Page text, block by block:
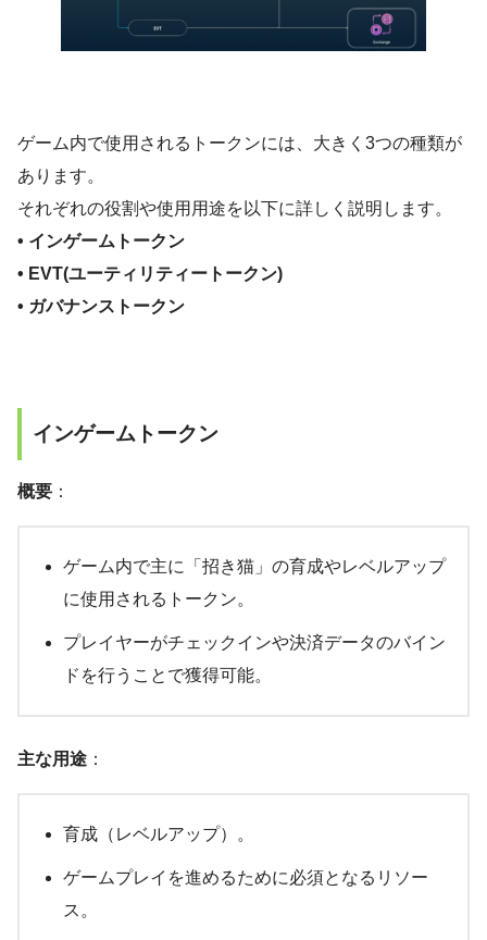
ゲーム内で使用されるトークンには、大きく3つの種類が
あります。
それぞれの役割や使用用途を以下に詳しく説明します。
• インゲームトークン
• EVT(ユーティリティートークン)
• ガバナンストークン
インゲームトークン
概要 ：
ゲーム内で主に「招き猫」の育成やレベルアップ
に使用されるトークン。
プレイヤーがチェックインや決済データのバイン
ドを行うことで獲得可能。
主な用途 ：
育成（レベルアップ）。
ゲームプレイを進めるために必須となるリソー
ス。